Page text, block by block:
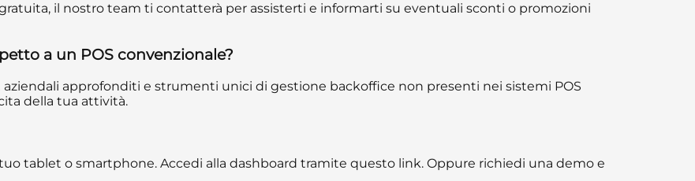
il nostro team ti contatterà per assisterti e informarti su eventuali sconti o promozioni
a un POS convenzionale?
aziendali approfonditi e strumenti unici di gestione backoffice non presenti nei sistemi POS
della tua attività.
tablet o smartphone. Accedi alla dashboard tramite questo link. Oppure richiedi una demo e